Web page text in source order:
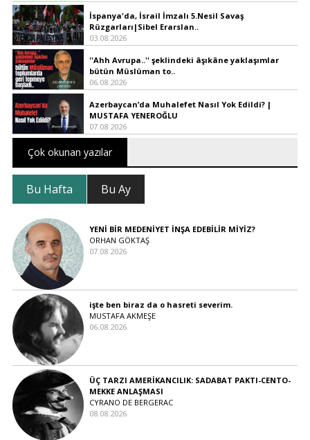
İspanya'da, İsrail İmzalı 5.Nesil Savaş
Rüzgarları|Sibel Erarslan..
03.08.2026
''Ahh Avrupa..'' şeklindeki âşıkâne yaklaşımlar
bütün Müslüman to..
06.08.2026
Azerbaycan’da Muhalefet Nasıl Yok Edildi? |
MUSTAFA YENEROĞLU
07.08.2026
Çok okunan yazılar
Bu Hafta Bu Ay
YENİ BİR MEDENİYET İNŞA EDEBİLİR MİYİZ?
ORHAN GÖKTAŞ
07.08.2026
işte ben biraz da o hasreti severim.
MUSTAFA AKMEŞE
06.08.2026
ÜÇ TARZI AMERİKANCILIK: SADABAT PAKTI-CENTO-
MEKKE ANLAŞMASI
CYRANO DE BERGERAC
08.08.2026